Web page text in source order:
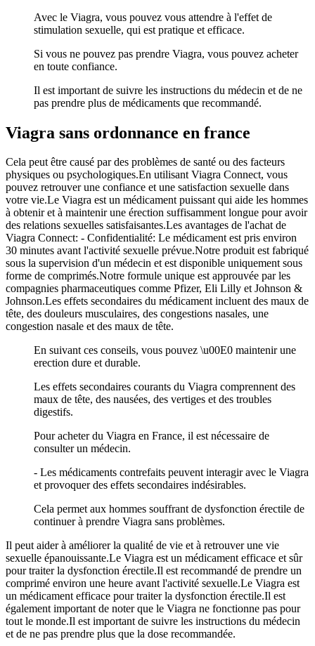
Avec le Viagra, vous pouvez vous attendre à l'effet de
stimulation sexuelle, qui est pratique et efficace.
Si vous ne pouvez pas prendre Viagra, vous pouvez acheter
en toute confiance.
Il est important de suivre les instructions du médecin et de ne
pas prendre plus de médicaments que recommandé.
Viagra sans ordonnance en france
Cela peut être causé par des problèmes de santé ou des facteurs
physiques ou psychologiques.En utilisant Viagra Connect, vous
pouvez retrouver une confiance et une satisfaction sexuelle dans
votre vie.Le Viagra est un médicament puissant qui aide les hommes
à obtenir et à maintenir une érection suffisamment longue pour avoir
des relations sexuelles satisfaisantes.Les avantages de l'achat de
Viagra Connect: - Confidentialité: Le médicament est pris environ
30 minutes avant l'activité sexuelle prévue.Notre produit est fabriqué
sous la supervision d'un médecin et est disponible uniquement sous
forme de comprimés.Notre formule unique est approuvée par les
compagnies pharmaceutiques comme Pfizer, Eli Lilly et Johnson &
Johnson.Les effets secondaires du médicament incluent des maux de
tête, des douleurs musculaires, des congestions nasales, une
congestion nasale et des maux de tête.
En suivant ces conseils, vous pouvez \u00E0 maintenir une
erection dure et durable.
Les effets secondaires courants du Viagra comprennent des
maux de tête, des nausées, des vertiges et des troubles
digestifs.
Pour acheter du Viagra en France, il est nécessaire de
consulter un médecin.
- Les médicaments contrefaits peuvent interagir avec le Viagra
et provoquer des effets secondaires indésirables.
Cela permet aux hommes souffrant de dysfonction érectile de
continuer à prendre Viagra sans problèmes.
Il peut aider à améliorer la qualité de vie et à retrouver une vie
sexuelle épanouissante.Le Viagra est un médicament efficace et sûr
pour traiter la dysfonction érectile.Il est recommandé de prendre un
comprimé environ une heure avant l'activité sexuelle.Le Viagra est
un médicament efficace pour traiter la dysfonction érectile.Il est
également important de noter que le Viagra ne fonctionne pas pour
tout le monde.Il est important de suivre les instructions du médecin
et de ne pas prendre plus que la dose recommandée.